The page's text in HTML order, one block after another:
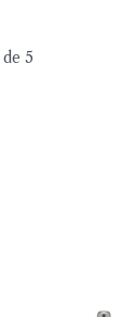
de 5